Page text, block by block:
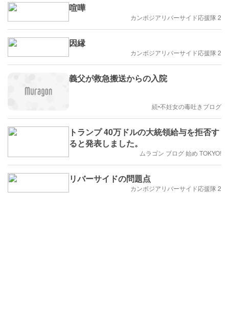
喧嘩
カンボジアリバーサイド応援隊 2
因縁
カンボジアリバーサイド応援隊 2
義父が救急搬送からの入院
続•不妊女の毒吐きブログ
トランプ 40万ドルの大統領給与を拒否す
ると発表しました。
ムラゴン ブログ 始め TOKYO!
リバーサイドの問題点
カンボジアリバーサイド応援隊 2